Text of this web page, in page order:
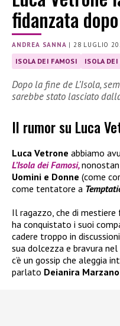
fidanzata
ANDREA SANNA | 28 LUGLIO
ISOLA DEI FAMOSI ISOLA
Dopo la fine de L’Isola,
sarebbe stato lasciato
Il rumor su Luca
Luca Vetrone abbiamo
L’Isola dei Famosi,
Uomini e Donne (come
come tentatore a
Il ragazzo, che di
ha conquistato i suoi
cadere troppo in
sua dolcezza e bravura
c’è un gossip che aleggia
parlato Deianira Marzano